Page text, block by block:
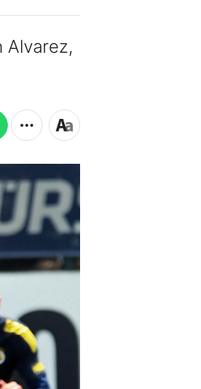
Alvarez,